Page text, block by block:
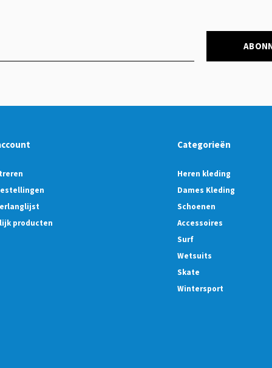
producten
Categorieën
Heren kleding
Dames Kleding
Schoenen
Accessoires
Surf
Wetsuits
Skate
Wintersport